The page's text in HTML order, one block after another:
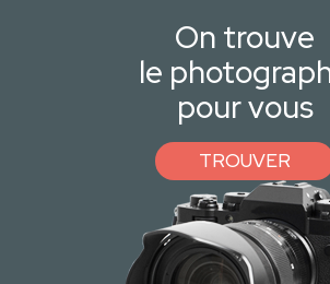
On trouve
le
pour vous
TROUVER